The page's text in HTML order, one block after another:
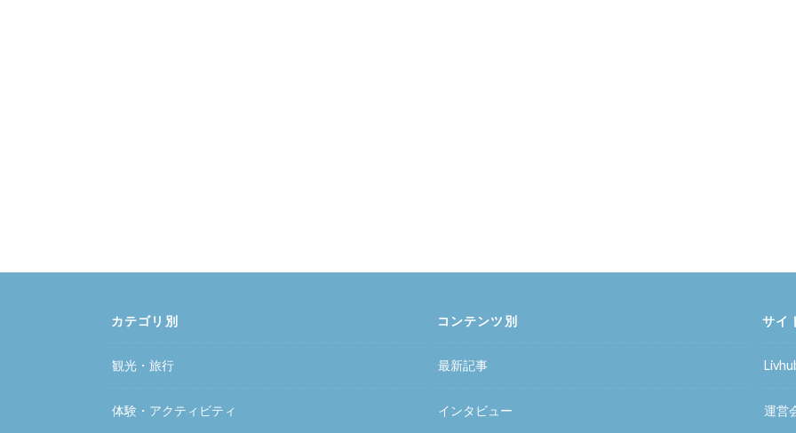
カテゴリ別
観光・旅行
体験・アクティビティ
コンテンツ別
最新記事
インタビュー
サイ
運営